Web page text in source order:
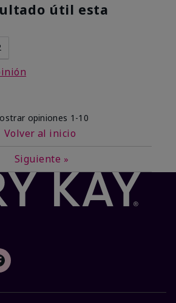
útil esta
opiniones 1-10
Volver al inicio
Siguiente »